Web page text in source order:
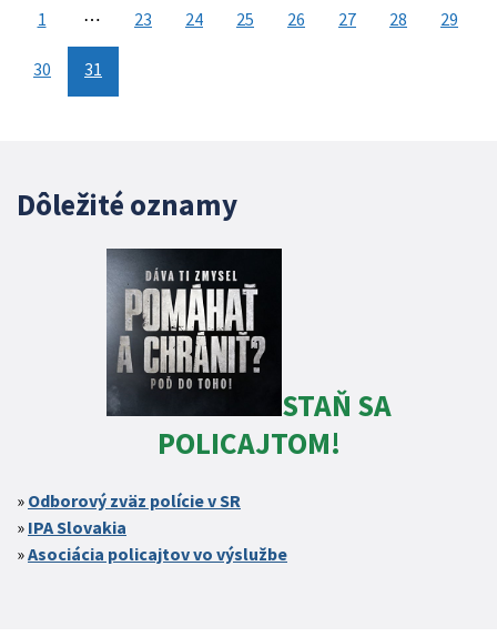
1 ⋯ 23 24 25 26 27 28 29
30 31
Dôležité oznamy
STAŇ SA
POLICAJTOM!
Odborový zväz polície v SR
IPA Slovakia
Asociácia policajtov vo výslužbe